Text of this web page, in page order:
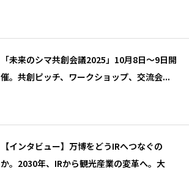
「未来のシマ共創会議2025」10月8日～9日開
催。共創ピッチ、ワークショップ、交流会...
【インタビュー】万博をどうIRへつなぐの
か。2030年、IRから観光産業の変革へ。大